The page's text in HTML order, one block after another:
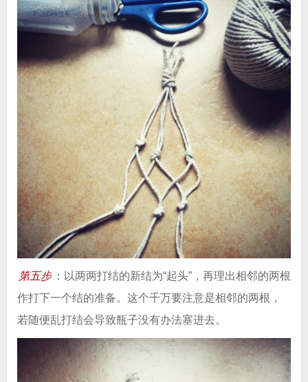
第五步 ：以两两打结的新结为“起头”，再理出相邻的两根
作打下一个结的准备。这个千万要注意是相邻的两根，
若随便乱打结会导致瓶子没有办法塞进去。